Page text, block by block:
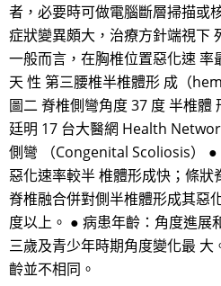
者，必要時可做電腦斷層掃描或
症狀變異頗大，治療方針端視下
一般而言，在胸椎位置惡化速 率
天 性 第三腰椎半椎體形 成（
圖二 脊椎側彎角度 37 度 半椎
廷明 17 台大醫網 Health
側彎 （Congenital Scoliosis）
惡化速率較半 椎體形成快；條
脊椎融合併對側半椎體形成其惡
度以上。 ● 病患年齡：角度進展
三歲及青少年時期角度變化最
齡並不相同。